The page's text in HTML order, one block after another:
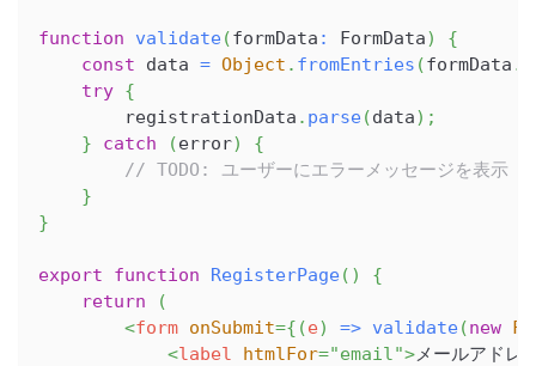
function validate(formData : FormData)
{
const data = Object . fromEntries (formData .
try {
        registrationData
. parse(data) ;
}
catch (error)
{
// TODO: ユーザーにエラーメッセージを表示
}
}
export function RegisterPage( )
{
return
(
<form onSubmit={ (e) => validate(new
<label htmlFor="email">メールアドレ